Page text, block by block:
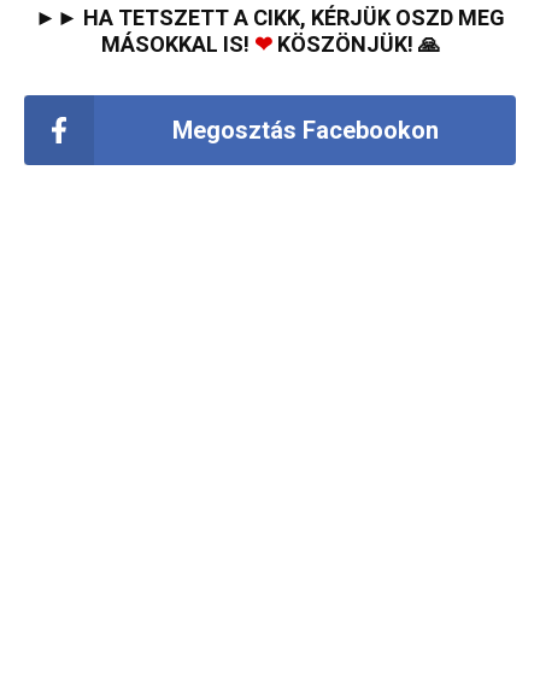
►► HA TETSZETT A CIKK, KÉRJÜK OSZD MEG
MÁSOKKAL IS! ❤KÖSZÖNJÜK! 🙏
Megosztás Facebookon